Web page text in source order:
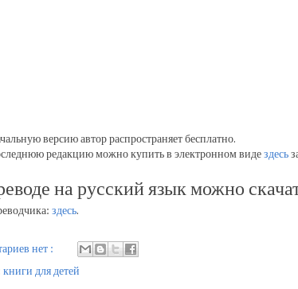
версию автор распространяет бесплатно.
редакцию можно купить в электронном виде здесь
на русский язык можно
здесь.
нет :
книги для детей